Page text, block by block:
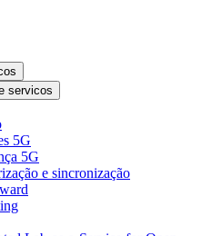
servicos
5G
5G
e sincronização